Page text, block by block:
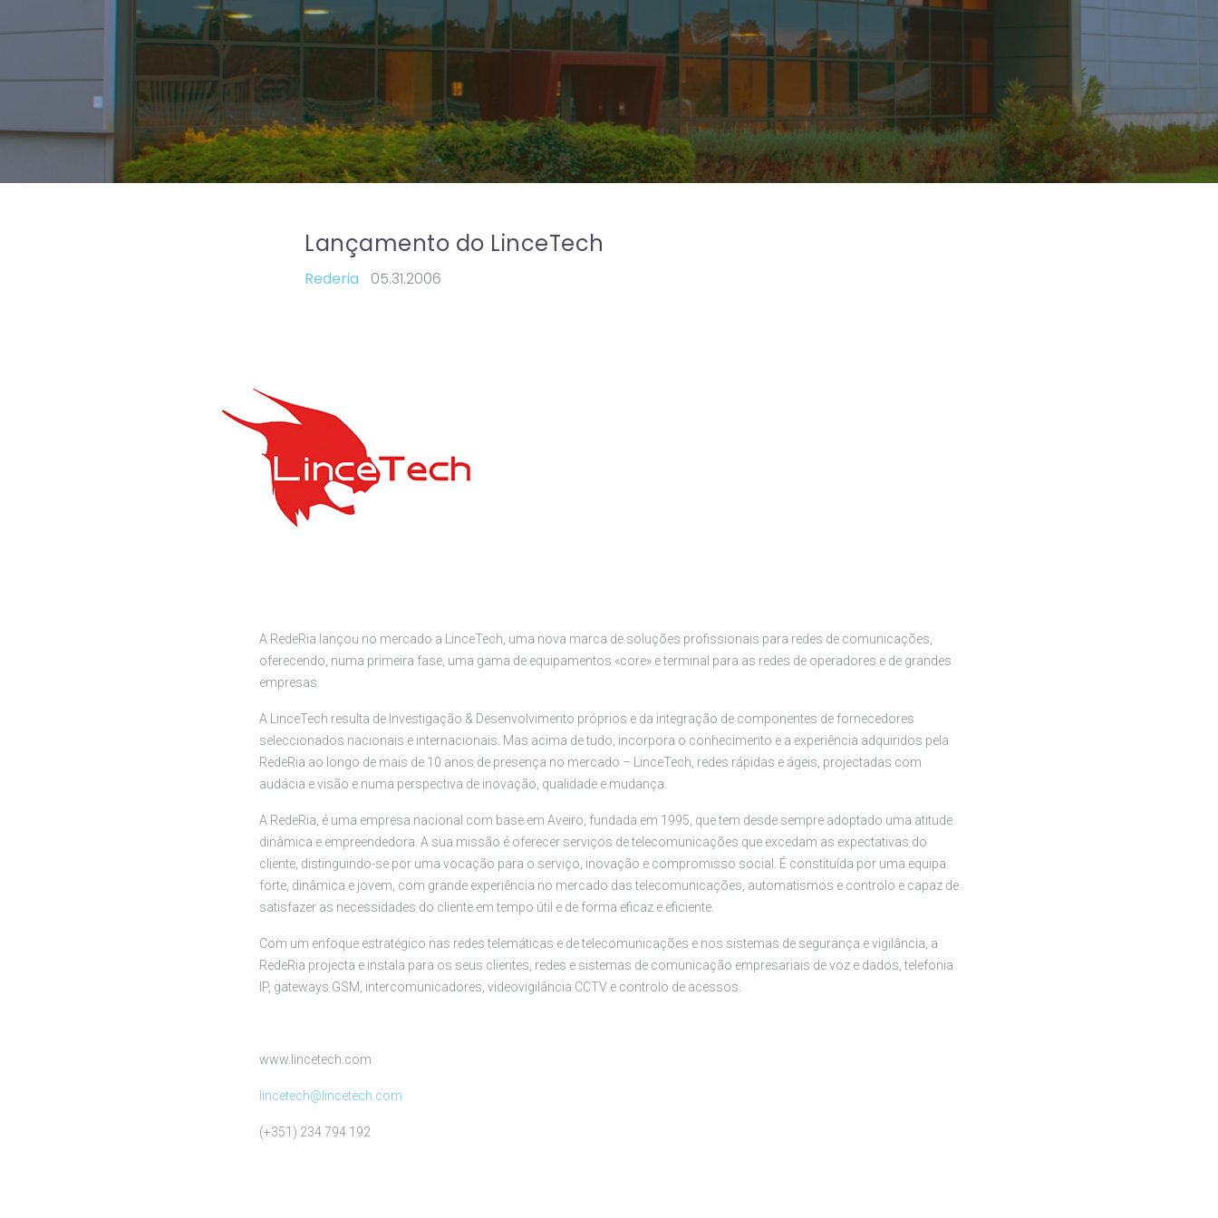
Lançamento do LinceTech
Rederia 05.31.2006
A RedeRia lançou no mercado a LinceTech, uma nova marca de soluções profissionais para redes de comunicações,
oferecendo, numa primeira fase, uma gama de equipamentos «core» e terminal para as redes de operadores e de grandes
empresas.
A LinceTech resulta de Investigação & Desenvolvimento próprios e da integração de componentes de fornecedores
seleccionados nacionais e internacionais. Mas acima de tudo, incorpora o conhecimento e a experiência adquiridos pela
RedeRia ao longo de mais de 10 anos de presença no mercado – LinceTech, redes rápidas e ágeis, projectadas com
audácia e visão e numa perspectiva de inovação, qualidade e mudança.
A RedeRia, é uma empresa nacional com base em Aveiro, fundada em 1995, que tem desde sempre adoptado uma atitude
dinâmica e empreendedora. A sua missão é oferecer serviços de telecomunicações que excedam as expectativas do
cliente, distinguindo-se por uma vocação para o serviço, inovação e compromisso social. É constituída por uma equipa
forte, dinâmica e jovem, com grande experiência no mercado das telecomunicações, automatismos e controlo e capaz de
satisfazer as necessidades do cliente em tempo útil e de forma eficaz e eficiente.
Com um enfoque estratégico nas redes telemáticas e de telecomunicações e nos sistemas de segurança e vigilância, a
RedeRia projecta e instala para os seus clientes, redes e sistemas de comunicação empresariais de voz e dados, telefonia
IP, gateways GSM, intercomunicadores, videovigilância CCTV e controlo de acessos.
www.lincetech.com
lincetech@lincetech.com
(+351) 234 794 192